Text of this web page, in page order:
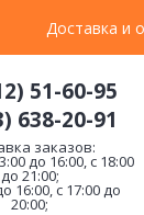
Доставка и
51-60-95
638-20-91
заказов:
до 16:00, с 18:00
до 21:00;
16:00, с 17:00 до
20:00;